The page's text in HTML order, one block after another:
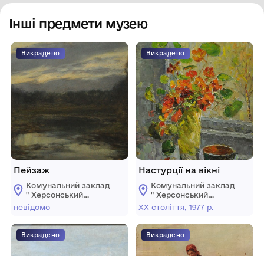
Інші предмети музею
Викрадено
Пейзаж
Комунальний заклад
" Херсонський
обласний художній
музей ім.
О.О.Шовкуненка"
ХОР
невідомо
Викрадено
Викрадено
Настурції на вікні
Комунальний заклад
" Херсонський
обласний художній
музей ім.
О.О.Шовкуненка"
ХОР
ХХ століття, 1977 р.
Викрадено